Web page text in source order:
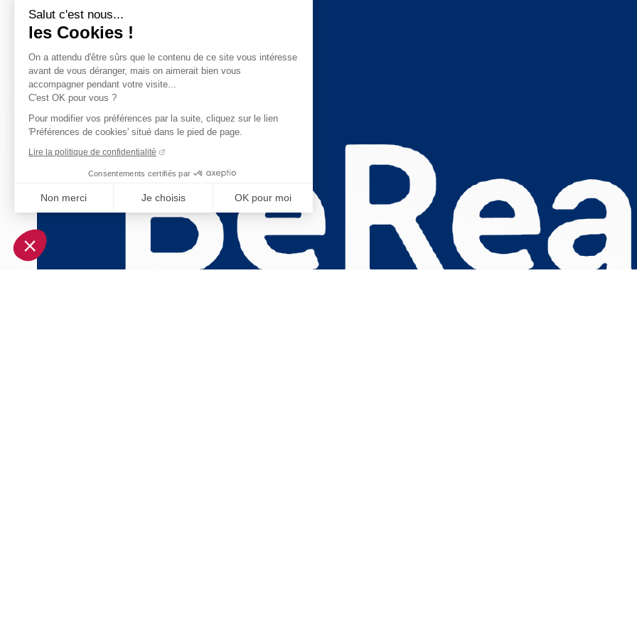
Salut c'est nous...
les Cookies !
On a attendu d'être sûrs que le contenu de ce site vous intéresse
avant de vous déranger, mais on aimerait bien vous
accompagner pendant votre visite...
C'est OK pour vous ?
Pour modifier vos préférences par la suite, cliquez sur le lien
'Préférences de cookies' situé dans le pied de page.
Lire la politique de confidentialité
Consentements certifiés par
Non merci Je choisis OK pour moi
Plateforme de Gestion du Consentement : Personnalisez vos Options
Notre plateforme vous permet d'adapter et de gérer vos paramètres de confidentialité, en garantissant la conformité avec